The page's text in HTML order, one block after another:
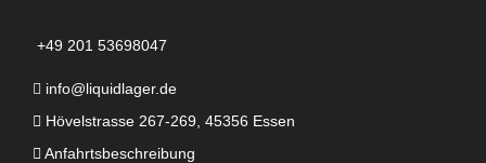
+49 201 53698047
info@liquidlager.de
Hövelstrasse 267-269, 45356 Essen
Anfahrtsbeschreibung